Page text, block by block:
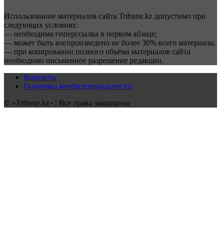
Использование материалов сайта Tribune.kz допустимо при
следующих условиях:
— необходима гиперссылка в первом абзаце;
— может быть воспроизведено не более 30% всего материала;
— при копировании полного объёма материалов сайта
необходимо письменное разрешение редакции.
Контакты
Политика конфиденциальности
© «Tribune.kz» | Все права защищены